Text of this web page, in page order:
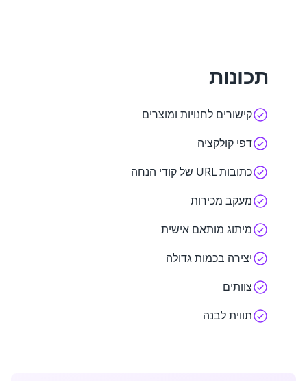
תכונות
קישורים לחנויות ומוצרים
דפי קולקציה
כתובות URL של קודי הנחה
מעקב מכירות
מיתוג מותאם אישית
יצירה בכמות גדולה
צוותים
תווית לבנה